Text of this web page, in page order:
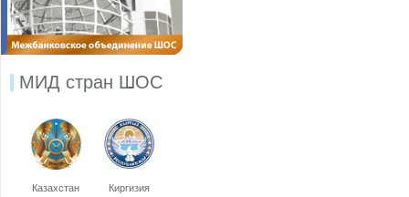
МИД стран ШОС
Казахстан Киргизия